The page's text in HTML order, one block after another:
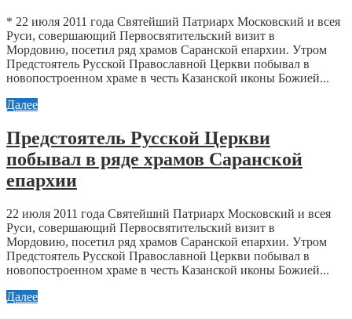
* 22 июля 2011 года Святейший Патриарх Московский и всея
Руси, совершающий Первосвятительский визит в
Мордовию, посетил ряд храмов Саранской епархии. Утром
Предстоятель Русской Православной Церкви побывал в
новопостроенном храме в честь Казанской иконы Божией...
Далее
Предстоятель Русской Церкви
побывал в ряде храмов Саранской
епархии
22 июля 2011 года Святейший Патриарх Московский и всея
Руси, совершающий Первосвятительский визит в
Мордовию, посетил ряд храмов Саранской епархии. Утром
Предстоятель Русской Православной Церкви побывал в
новопостроенном храме в честь Казанской иконы Божией...
Далее